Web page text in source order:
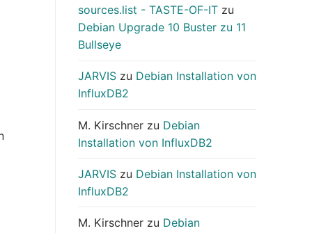
sources.list - TASTE-OF-IT zu
Debian Upgrade 10 Buster zu 11
Bullseye
JARVIS zu Debian Installation von
InfluxDB2
M. Kirschner zu Debian
Installation von InfluxDB2
JARVIS zu Debian Installation von
InfluxDB2
M. Kirschner zu Debian